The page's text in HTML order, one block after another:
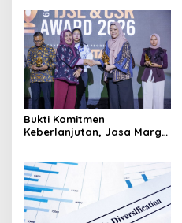
Bukti Komitmen
Keberlanjutan, Jasa Marga